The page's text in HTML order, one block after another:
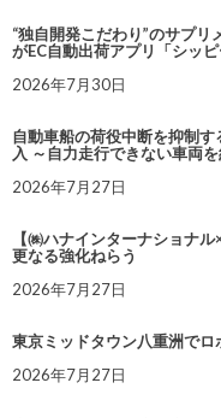
“独自開発こだわり”のサプリ
がEC自動出荷アプリ「シッ
2026年7月30日
自動車船の荷役中断を抑制
入 ～自力走行できない車両
2026年7月27日
【㈱ハナインターナショナ
更なる強化ねらう
2026年7月27日
東京ミッドタウン八重洲で
2026年7月27日